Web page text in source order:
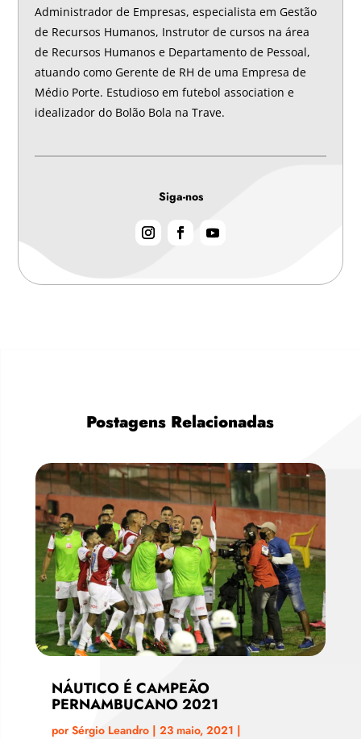
Administrador de Empresas, especialista em Gestão
de Recursos Humanos, Instrutor de cursos na área
de Recursos Humanos e Departamento de Pessoal,
atuando como Gerente de RH de uma Empresa de
Médio Porte. Estudioso em futebol association e
idealizador do Bolão Bola na Trave.
Siga-nos
Postagens Relacionadas
NÁUTICO É CAMPEÃO
PERNAMBUCANO 2021
porSérgio Leandro| 23 maio, 2021 |